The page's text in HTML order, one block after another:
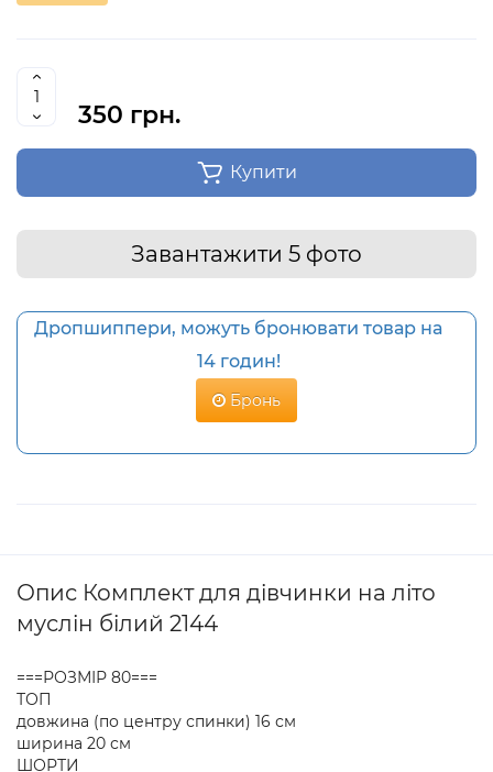
350 грн.
Купити
Завантажити 5 фото
Дропшиппери, можуть бронювати товар на
14 годин!
Бронь
Опис Комплект для дівчинки на літо
муслін білий 2144
===РОЗМІР 80===
ТОП
довжина (по центру спинки) 16 см
ширина 20 см
ШОРТИ